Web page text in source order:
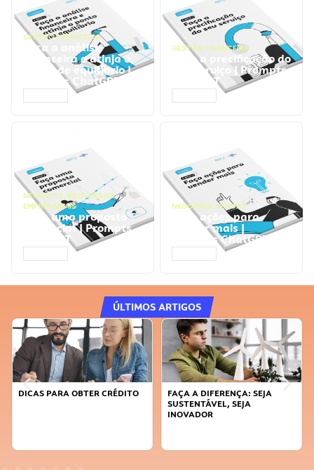
GESTÃO FINANCEIRA
Faça a análise
financeira e atinja o
ponto de equilíbrio |
Prompts ChatGPT
GESTÃO FINANCEIRA
Faça a precificação do
seu serviço | Prompts
ChatGPT
NEGÓCIOS, PROCESSOS
EMPRESARIAIS
Faça uma proposta
comercial | Prompts
ChatGPT
NEGÓCIOS, VENDAS
Faça ações para
vender mais |
Prompts ChatGPT
ÚLTIMOS ARTIGOS
DICAS PARA OBTER CRÉDITO
FAÇA A DIFERENÇA: SEJA
SUSTENTÁVEL, SEJA
INOVADOR